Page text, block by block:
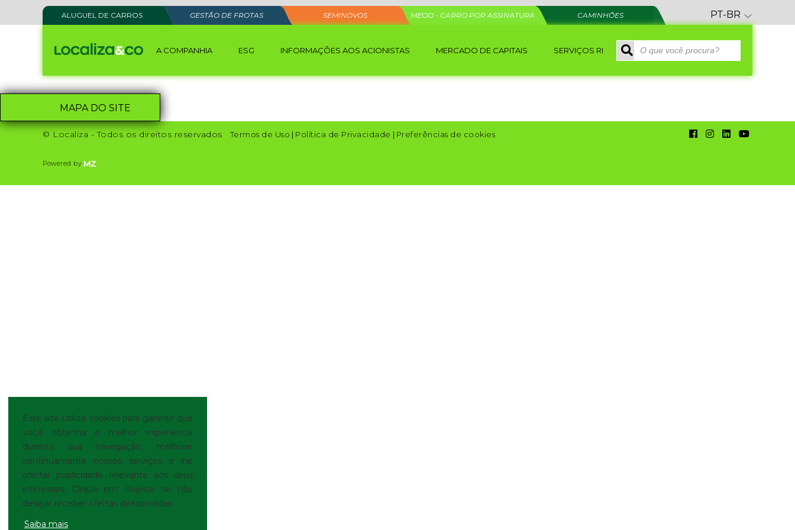
Este site utiliza cookies para garantir que
você obtenha a melhor experiência
durante sua navegação, melhorar
continuamente nossos serviços e lhe
ofertar publicidade relevante aos seus
interesses. Clique em Rejeitar se não
desejar receber ofertas direcionadas.
Saiba mais
ALUGUEL DE CARROS GESTÃO DE FROTAS SEMINOVOS MEOO - CARRO POR ASSINATURA CAMINHÕES PT-BR
A COMPANHIA ESG INFORMAÇÕES AOS ACIONISTAS MERCADO DE CAPITAIS SERVIÇOS RI
MAPA DO SITE
© Localiza - Todos os direitos reservados Termos de Uso | Política de Privacidade | Preferências de cookies
Powered by